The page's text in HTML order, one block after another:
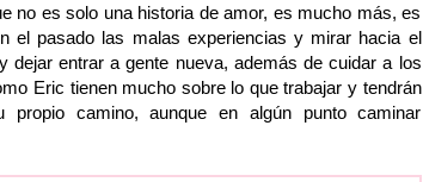
no es solo una historia de amor, es mucho más, es
el pasado las malas experiencias y mirar hacia el
dejar entrar a gente nueva, además de cuidar a los
Eric tienen mucho sobre lo que trabajar y tendrán
camino, aunque en algún punto caminar